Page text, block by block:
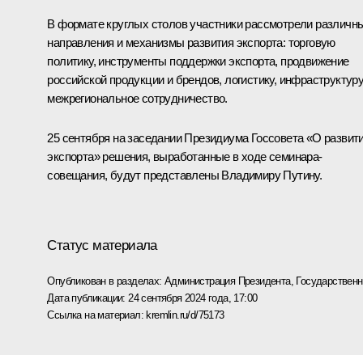
В формате круглых столов участники рассмотрели
направления и механизмы развития экспорта: торговую
политику, инструменты поддержки экспорта, продвижение
российской продукции и брендов, логистику,
межрегиональное сотрудничество.
25 сентября на заседании Президиума Госсовета «О
экспорта» решения, выработанные в ходе семинара-
совещания, будут представлены Владимиру Путину.
Статус материала
Опубликован в разделах: Администрация Президента,
Дата публикации: 24 сентября 2024 года, 17:00
Ссылка на материал: kremlin.ru/d/75173